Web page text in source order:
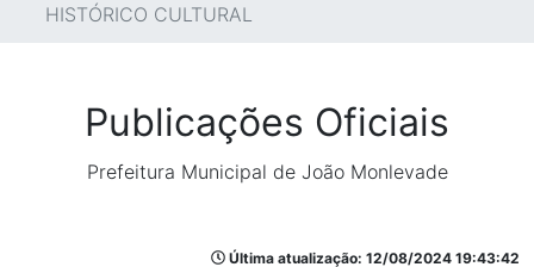
HISTÓRICO CULTURAL
Publicações Oficiais
Prefeitura Municipal de João Monlevade
Última atualização: 12/08/2024 19:43:42